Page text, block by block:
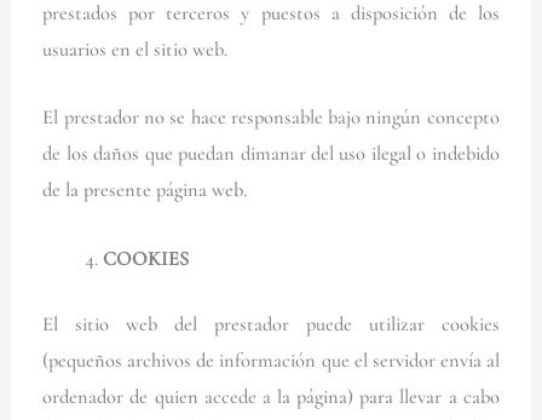
prestados por terceros y puestos a disposición de los
usuarios en el sitio web.
El prestador no se hace responsable bajo ningún concepto
de los daños que puedan dimanar del uso ilegal o indebido
de la presente página web.
COOKIES
El sitio web del prestador puede utilizar cookies
(pequeños archivos de información que el servidor envía al
ordenador de quien accede a la página) para llevar a cabo